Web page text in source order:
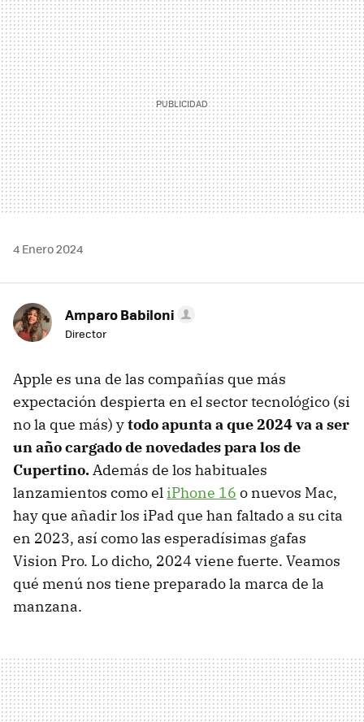
MAIL
4 Enero 2024
Amparo Babiloni
Director
Apple es una de las compañías que más
expectación despierta en el sector tecnológico (si
no la que más) ytodo apunta a que 2024 va a ser
un año cargado de novedades para los de
Cupertino.Además de los habituales
lanzamientos como el iPhone 16 o nuevos Mac,
hay que añadir los iPad que han faltado a su cita
en 2023, así como las esperadísimas gafas
Vision Pro. Lo dicho, 2024 viene fuerte. Veamos
qué menú nos tiene preparado la marca de la
manzana.